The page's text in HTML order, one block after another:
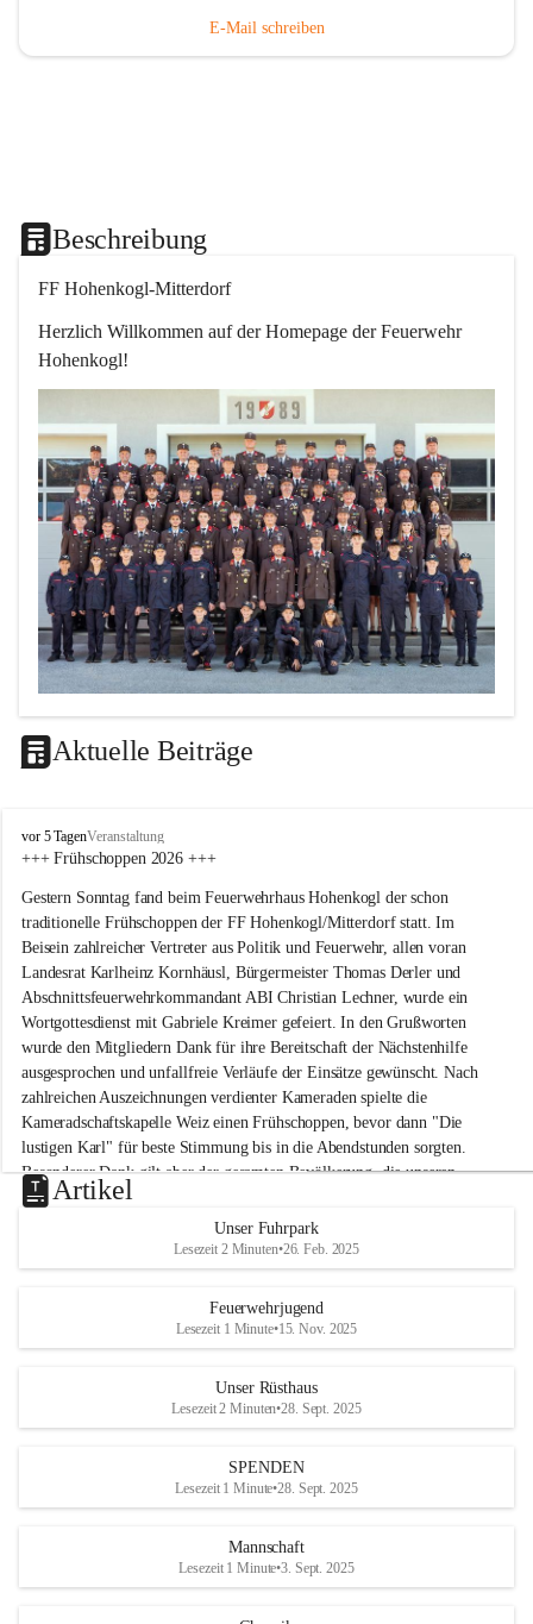
E-Mail schreiben
Beschreibung
FF Hohenkogl-Mitterdorf
Herzlich Willkommen auf der Homepage der Feuerwehr
Hohenkogl!
Aktuelle Beiträge
F
F
o
h
e
n
k
o
g
l
-
M
i
t
t
e
r
r
vor 5 TagenVeranstaltung
+++ Frühschoppen 2026 +++
Gestern Sonntag fand beim Feuerwehrhaus Hohenkogl der schon
traditionelle Frühschoppen der FF Hohenkogl/Mitterdorf statt. Im
Beisein zahlreicher Vertreter aus Politik und Feuerwehr, allen voran
Landesrat Karlheinz Kornhäusl, Bürgermeister Thomas Derler und
Abschnittsfeuerwehrkommandant ABI Christian Lechner, wurde ein
Wortgottesdienst mit Gabriele Kreimer gefeiert. In den Grußworten
wurde den Mitgliedern Dank für ihre Bereitschaft der Nächstenhilfe
ausgesprochen und unfallfreie Verläufe der Einsätze gewünscht. Nach
zahlreichen Auszeichnungen verdienter Kameraden spielte die
Kameradschaftskapelle Weiz einen Frühschoppen, bevor dann "Die
lustigen Karl" für beste Stimmung bis in die Abendstunden sorgten.
Besonderer Dank gilt aber der gesamten Bevölkerung, die unseren
Frühschoppen trotz hochsommerlichen Temperaturen besuchte. Der
Reinerlös des Festes kommt natürlich wieder der Verbesserung der
Ausrüstung und somit der Einsatzbereitschaft der FF
Hohenkogl/Mitterdorf zugute!
HERZLICHEN DANK FÜR IHREN BESUCH!
Artikel
Unser Fuhrpark
Lesezeit 2 Minuten•26. Feb. 2025
Feuerwehrjugend
Lesezeit 1 Minute•15. Nov. 2025
Unser Rüsthaus
Lesezeit 2 Minuten•28. Sept. 2025
SPENDEN
Lesezeit 1 Minute•28. Sept. 2025
Mannschaft
Lesezeit 1 Minute•3. Sept. 2025